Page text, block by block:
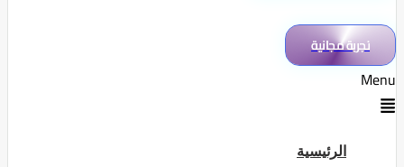
تجربة مجانية
Menu
الرئيسية